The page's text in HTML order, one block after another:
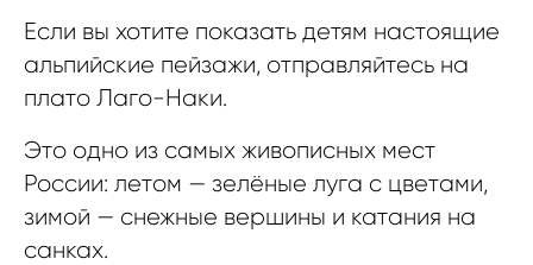
Если вы хотите показать детям настоящие
альпийские пейзажи, отправляйтесь на
плато Лаго-Наки.
Это одно из самых живописных мест
России: летом — зелёные луга с цветами,
зимой — снежные вершины и катания на
санках.